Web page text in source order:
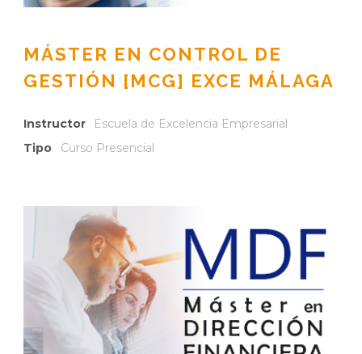
MÁSTER EN CONTROL DE
GESTIÓN [MCG] EXCE MÁLAGA
Instructor
Escuela de Excelencia Empresarial
Tipo
Curso Presencial